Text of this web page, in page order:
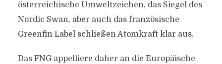
österreichische Umweltzeichen, das Siegel des
Nordic Swan, aber auch das französische
Greenfin Label schließen Atomkraft klar aus.
Das FNG appelliere daher an die Europäische